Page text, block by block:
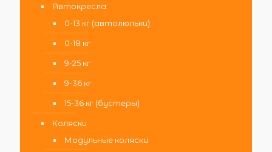
Автокресла
0-13 кг (автолюльки)
0-18 кг
9-25 кг
9-36 кг
15-36 кг (бустеры)
Коляски
Модульные коляски